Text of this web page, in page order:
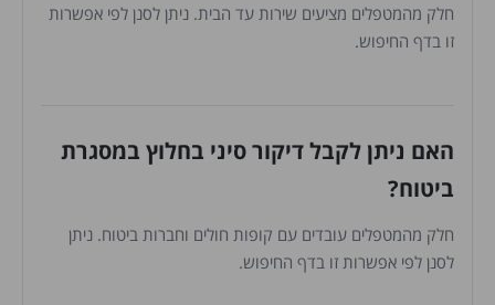
חלק מהמטפלים מציעים שירות עד הבית. ניתן לסנן לפי אפשרות
זו בדף החיפוש.
האם ניתן לקבל דיקור סיני בחלוץ במסגרת
ביטוח?
חלק מהמטפלים עובדים עם קופות חולים וחברות ביטוח. ניתן
לסנן לפי אפשרות זו בדף החיפוש.